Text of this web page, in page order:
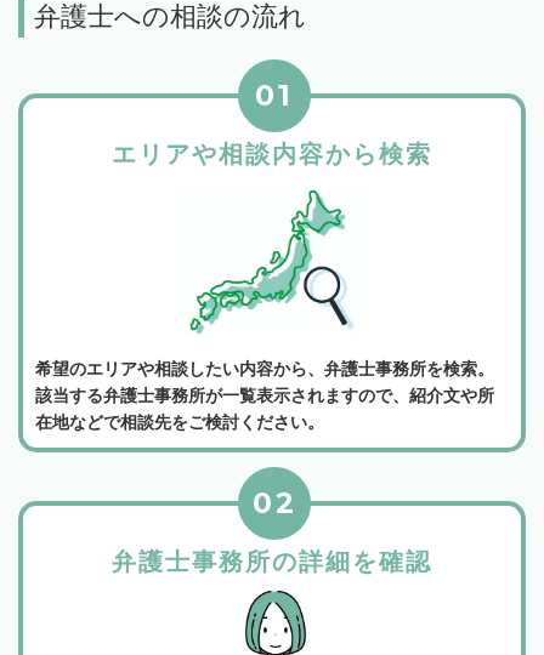
弁護士への相談の流れ
エリアや相談内容から検索
01
希望のエリアや相談したい内容から、弁護士事務所を検索。
該当する弁護士事務所が一覧表示されますので、紹介文や所
在地などで相談先をご検討ください。
弁護士事務所の詳細を確認
02